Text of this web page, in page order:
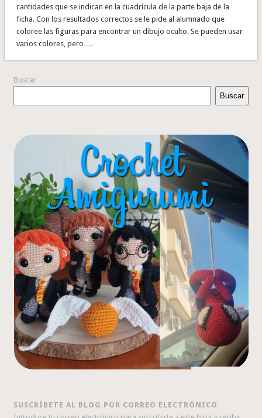
cantidades que se indican en la cuadrícula de la parte baja de la
ficha. Con los resultados correctos se le pide al alumnado que
coloree las figuras para encontrar un dibujo oculto. Se pueden usar
varios colores, pero …
Buscar
Buscar
SUSCRÍBETE AL BLOG POR CORREO ELECTRÓNICO